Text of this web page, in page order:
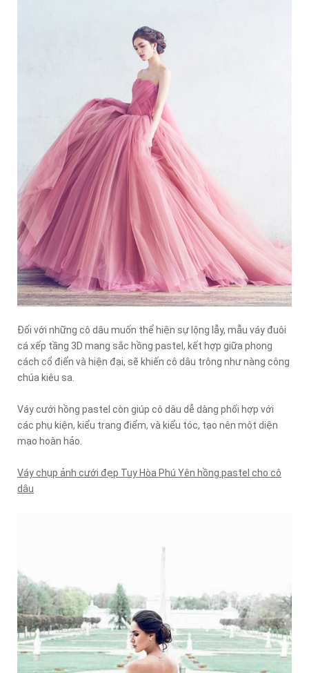
Đối với những cô dâu muốn thể hiện sự lộng lẫy, mẫu váy đuôi
cá xếp tầng 3D mang sắc hồng pastel, kết hợp giữa phong
cách cổ điển và hiện đại, sẽ khiến cô dâu trông như nàng công
chúa kiêu sa.
Váy cưới hồng pastel còn giúp cô dâu dễ dàng phối hợp với
các phụ kiện, kiểu trang điểm, và kiểu tóc, tạo nên một diện
mạo hoàn hảo.
Váy chụp ảnh cưới đẹp Tuy Hòa Phú Yên hồng pastel cho cô
dâu